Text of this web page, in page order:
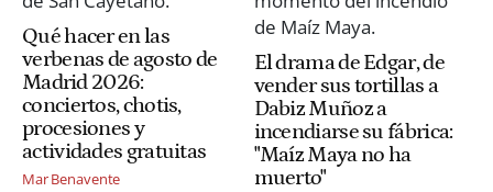
Qué hacer en las
verbenas de agosto de
Madrid 2026:
conciertos, chotis,
procesiones y
actividades gratuitas
Mar Benavente
El drama de Edgar, de
vender sus tortillas a
Dabiz Muñoz a
incendiarse su fábrica:
"Maíz Maya no ha
muerto"